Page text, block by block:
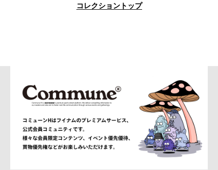
and wander
ANN DEMEULEMEESTER
anrealage homme
Antwort
コレクショントップ